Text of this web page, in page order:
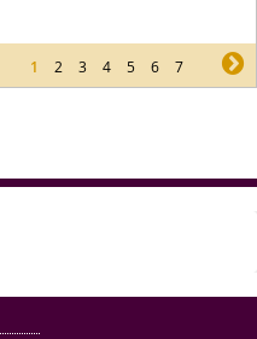
1 2 3 4 5 6 7